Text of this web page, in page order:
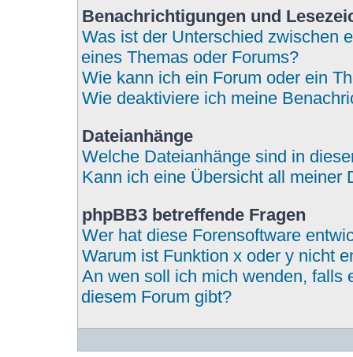
Benachrichtigungen und
Was ist der Unterschied zwischen
eines Themas oder Forums?
Wie kann ich ein Forum oder ein
Wie deaktiviere ich meine
Dateianhänge
Welche Dateianhänge sind in
Kann ich eine Übersicht all meiner
phpBB3 betreffende Fragen
Wer hat diese Forensoftware
Warum ist Funktion x oder y nicht
An wen soll ich mich wenden, falls
diesem Forum gibt?